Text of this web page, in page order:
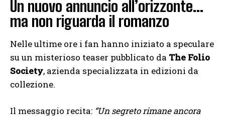
Un nuovo annuncio all’orizzonte…
ma non riguarda il romanzo
Nelle ultime ore i fan hanno iniziato a speculare
su un misterioso teaser pubblicato da The Folio
Society, azienda specializzata in edizioni da
collezione.
Il messaggio recita: “Un segreto rimane ancora